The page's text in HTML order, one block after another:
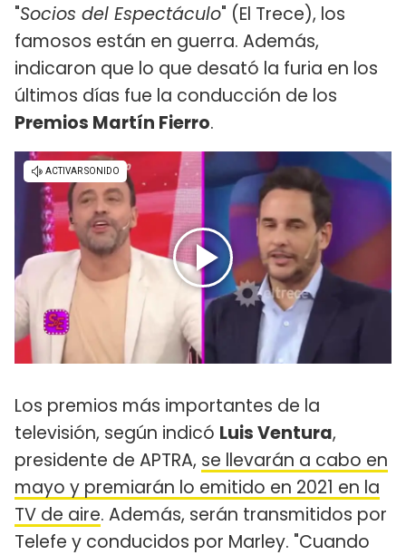
"Socios del Espectáculo" (El Trece), los
famosos están en guerra. Además,
indicaron que lo que desató la furia en los
últimos días fue la conducción de los
Premios Martín Fierro.
Los premios más importantes de la
televisión, según indicó Luis Ventura,
presidente de APTRA, se llevarán a cabo en
mayo y premiarán lo emitido en 2021 en la
TV de aire. Además, serán transmitidos por
Telefe y conducidos por Marley. "Cuando